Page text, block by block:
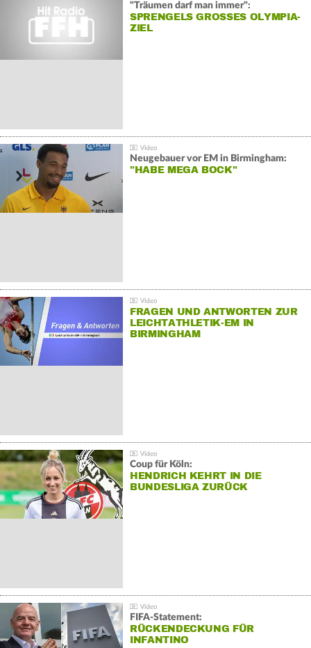
"Träumen darf man immer":
SPRENGELS GROSSES OLYMPIA-Z
IEL
Neugebauer vor EM in Birmingham:
"HABE MEGA BOCK"
FRAGEN UND ANTWORTEN ZUR
LEICHTATHLETIK-EM IN
BIRMINGHAM
Coup für Köln:
HENDRICH KEHRT IN DIE
BUNDESLIGA ZURÜCK
FIFA-Statement:
RÜCKENDECKUNG FÜR
INFANTINO